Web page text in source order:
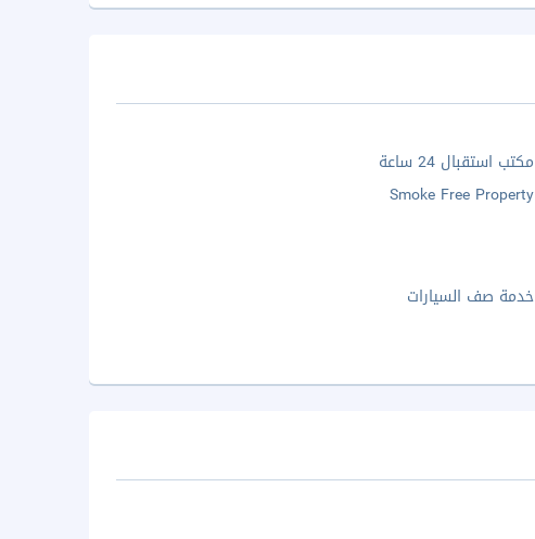
مكتب استقبال 24 ساعة
Smoke Free Property
خدمة صف السيارات